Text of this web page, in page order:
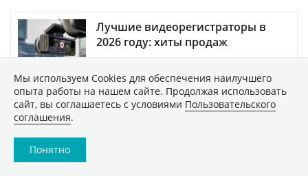
Лучшие видеорегистраторы в
2026 году: хиты продаж
Как безопасно купить б/у
Мы используем Сookies для обеспечения наилучшего
опыта работы на нашем сайте. Продолжая использовать
сайт, вы соглашаетесь с условиями Пользовательского
соглашения.
Понятно